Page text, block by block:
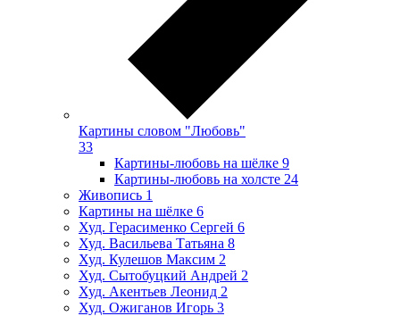
Картины словом "Любовь"
33
Картины-любовь на шёлке 9
Картины-любовь на холсте 24
Живопись 1
Картины на шёлке 6
Худ. Герасименко Сергей 6
Худ. Васильева Татьяна 8
Худ. Кулешов Максим 2
Худ. Сытобуцкий Андрей 2
Худ. Акентьев Леонид 2
Худ. Ожиганов Игорь 3